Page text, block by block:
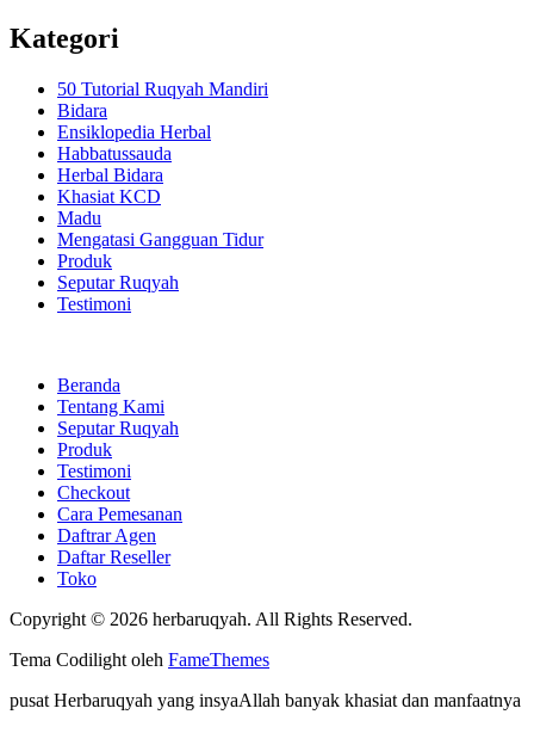
Kategori
50 Tutorial Ruqyah Mandiri
Bidara
Ensiklopedia Herbal
Habbatussauda
Herbal Bidara
Khasiat KCD
Madu
Mengatasi Gangguan Tidur
Produk
Seputar Ruqyah
Testimoni
Beranda
Tentang Kami
Seputar Ruqyah
Produk
Testimoni
Checkout
Cara Pemesanan
Daftrar Agen
Daftar Reseller
Toko
Copyright © 2026 herbaruqyah. All Rights Reserved.
Tema Codilight oleh FameThemes
pusat Herbaruqyah yang insyaAllah banyak khasiat dan manfaatnya